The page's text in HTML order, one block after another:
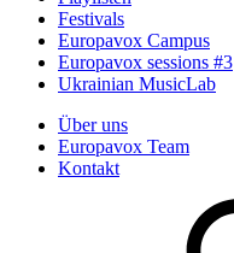
Festivals
Europavox Campus
Europavox sessions #3
Ukrainian MusicLab
Über uns
Europavox Team
Kontakt